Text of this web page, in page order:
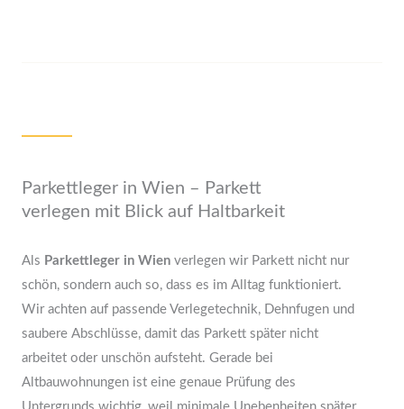
Parkettleger in Wien – Parkett
verlegen mit Blick auf Haltbarkeit
Als Parkettleger in Wien verlegen wir Parkett nicht nur
schön, sondern auch so, dass es im Alltag funktioniert.
Wir achten auf passende Verlegetechnik, Dehnfugen und
saubere Abschlüsse, damit das Parkett später nicht
arbeitet oder unschön aufsteht. Gerade bei
Altbauwohnungen ist eine genaue Prüfung des